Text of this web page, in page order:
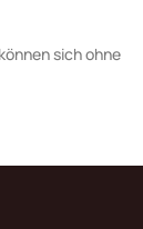
sich ohne